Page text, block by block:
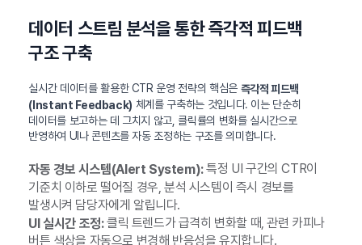
데이터 스트림 분석을 통한 즉각적 피드백
구조 구축
실시간 데이터를 활용한 CTR 운영 전략의 핵심은 즉각적 피드백
(Instant Feedback) 체계를 구축하는 것입니다. 이는 단순히
데이터를 보고하는 데 그치지 않고, 클릭률의 변화를 실시간으로
반영하여 UI나 콘텐츠를 자동 조정하는 구조를 의미합니다.
자동 경보 시스템(Alert System):특정 UI 구간의 CTR이
기준치 이하로 떨어질 경우, 분석 시스템이 즉시 경보를
발생시켜 담당자에게 알립니다.
UI 실시간 조정:클릭 트렌드가 급격히 변화할 때, 관련 카피나
버튼 색상을 자동으로 변경해 반응성을 유지합니다.